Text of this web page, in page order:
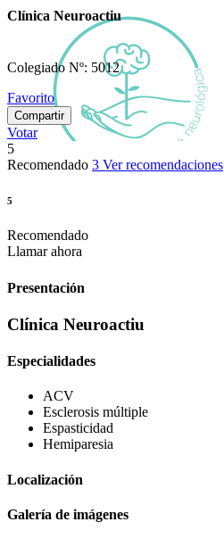
Clínica Neuroactiu
Colegiado Nº: 5012
Favorito
Compartir
Votar
5
Recomendado 3 Ver recomendaciones
5
Recomendado
Llamar ahora
Presentación
Clínica Neuroactiu
Especialidades
ACV
Esclerosis múltiple
Espasticidad
Hemiparesia
Localización
Galería de imágenes